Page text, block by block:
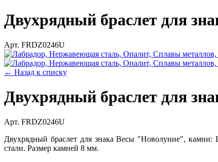
Двухрядный браслет для
Арт. FRDZ0246U
← Назад к списку
Двухрядный браслет для
Арт. FRDZ0246U
Двухрядный браслет для знака Весы "Новолуние",
стали. Размер камней 8 мм.